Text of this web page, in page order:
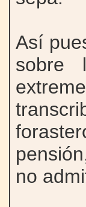
Así
sobre
no